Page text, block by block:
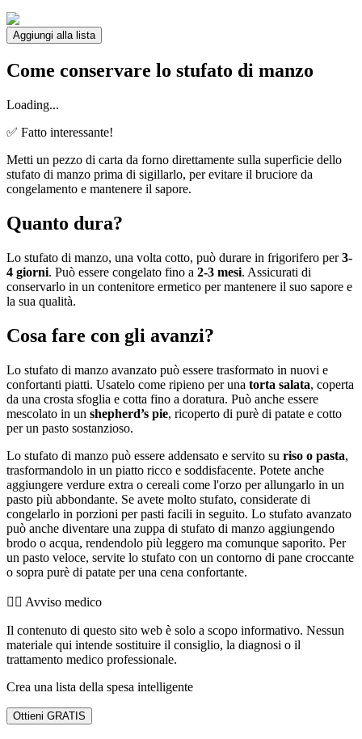
Aggiungi alla lista
Come conservare lo stufato di manzo
Loading...
✅ Fatto interessante!
Metti un pezzo di carta da forno direttamente sulla superficie dello
stufato di manzo prima di sigillarlo, per evitare il bruciore da
congelamento e mantenere il sapore.
Quanto dura?
Lo stufato di manzo, una volta cotto, può durare in frigorifero per3-
4 giorni. Può essere congelato fino a 2-3 mesi. Assicurati di
conservarlo in un contenitore ermetico per mantenere il suo sapore e
la sua qualità.
Cosa fare con gli avanzi?
Lo stufato di manzo avanzato può essere trasformato in nuovi e
confortanti piatti. Usatelo come ripieno per una torta salata, coperta
da una crosta sfoglia e cotta fino a doratura. Può anche essere
mescolato in un shepherd’s pie, ricoperto di purè di patate e cotto
per un pasto sostanzioso.
Lo stufato di manzo può essere addensato e servito su riso o pasta,
trasformandolo in un piatto ricco e soddisfacente. Potete anche
aggiungere verdure extra o cereali come l'orzo per allungarlo in un
pasto più abbondante. Se avete molto stufato, considerate di
congelarlo in porzioni per pasti facili in seguito. Lo stufato avanzato
può anche diventare una zuppa di stufato di manzo aggiungendo
brodo o acqua, rendendolo più leggero ma comunque saporito. Per
un pasto veloce, servite lo stufato con un contorno di pane croccante
o sopra purè di patate per una cena confortante.
👨‍⚕️️ Avviso medico
Il contenuto di questo sito web è solo a scopo informativo. Nessun
materiale qui intende sostituire il consiglio, la diagnosi o il
trattamento medico professionale.
Crea una lista della spesa intelligente
Ottieni GRATIS